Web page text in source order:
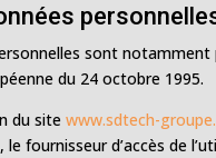
sont
du 24 octobre 1995.
du sitewww.sdtech-
, le fournisseur d’accès de